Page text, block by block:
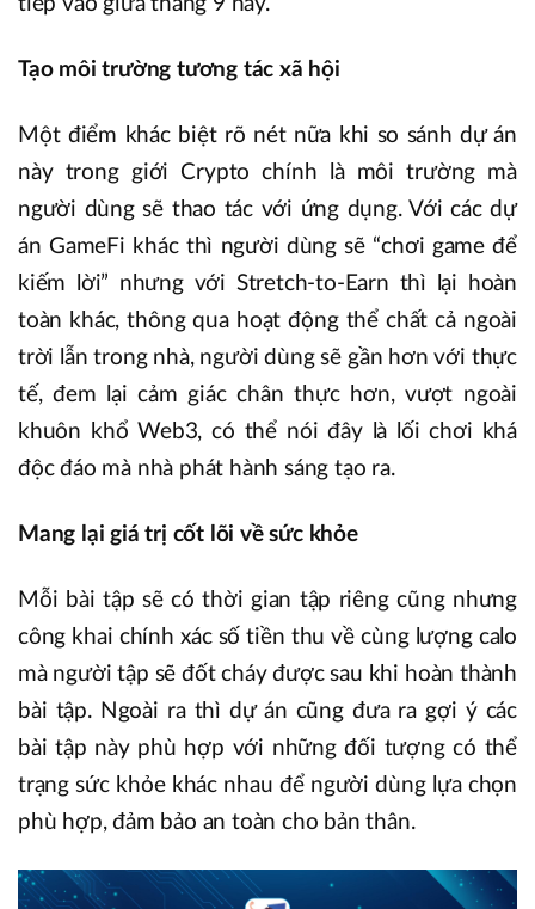
Tạo môi trường tương tác xã hội
Một điểm khác biệt rõ nét nữa khi so sánh dự án
này trong giới Crypto chính là môi trường mà
người dùng sẽ thao tác với ứng dụng. Với các dự
án GameFi khác thì người dùng sẽ “chơi game để
kiếm lời” nhưng với Stretch-to-Earn thì lại hoàn
toàn khác, thông qua hoạt động thể chất cả ngoài
trời lẫn trong nhà, người dùng sẽ gần hơn với thực
tế, đem lại cảm giác chân thực hơn, vượt ngoài
khuôn khổ Web3, có thể nói đây là lối chơi khá
độc đáo mà nhà phát hành sáng tạo ra.
Mang lại giá trị cốt lõi về sức khỏe
Mỗi bài tập sẽ có thời gian tập riêng cũng nhưng
công khai chính xác số tiền thu về cùng lượng calo
mà người tập sẽ đốt cháy được sau khi hoàn thành
bài tập. Ngoài ra thì dự án cũng đưa ra gợi ý các
bài tập này phù hợp với những đối tượng có thể
trạng sức khỏe khác nhau để người dùng lựa chọn
phù hợp, đảm bảo an toàn cho bản thân.